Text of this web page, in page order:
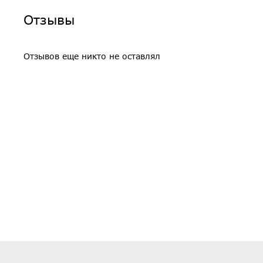
Отзывы
Отзывов еще никто не оставлял